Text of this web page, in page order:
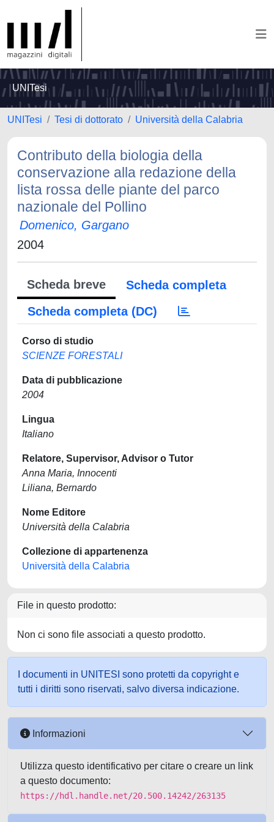
UNITesi
UNITesi Tesi di dottorato Università della Calabria
Contributo della biologia della
conservazione alla redazione della
lista rossa delle piante del parco
nazionale del Pollino
Domenico, Gargano
2004
Scheda breve
Scheda completa
Scheda completa (DC)
Corso di studio
SCIENZE FORESTALI
Data di pubblicazione
2004
Lingua
Italiano
Relatore, Supervisor, Advisor o Tutor
Anna Maria, Innocenti
Liliana, Bernardo
Nome Editore
Università della Calabria
Collezione di appartenenza
Università della Calabria
File in questo prodotto:
Non ci sono file associati a questo prodotto.
I documenti in UNITESI sono protetti da copyright e
tutti i diritti sono riservati, salvo diversa indicazione.
Informazioni
Utilizza questo identificativo per citare o creare un link
a questo documento:
https://hdl.handle.net/20.500.14242/263135